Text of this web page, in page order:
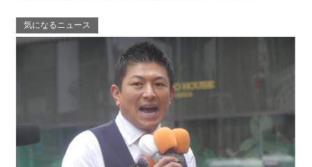
気になるニュース